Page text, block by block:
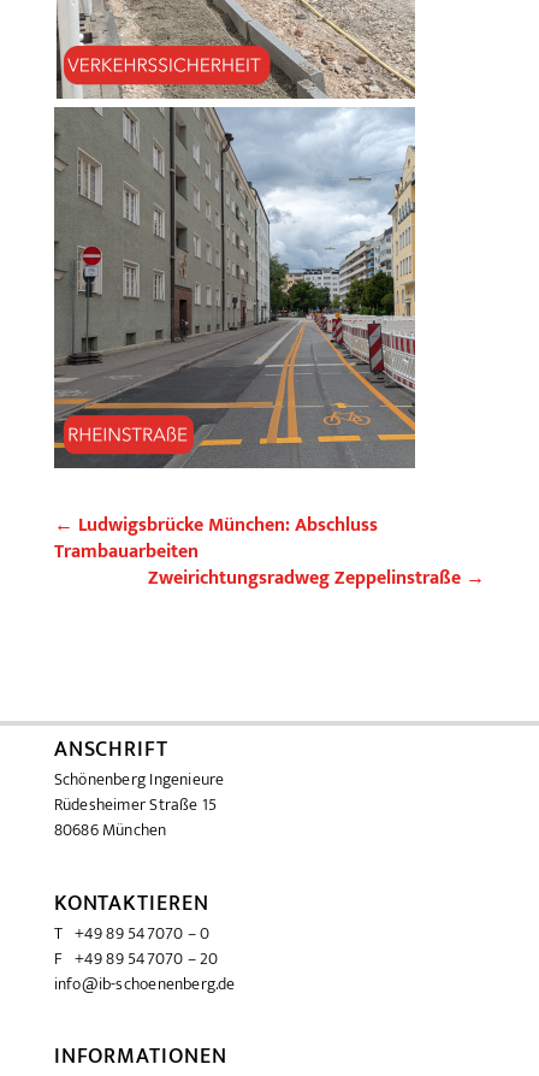
← Ludwigsbrücke München: Abschluss
Trambauarbeiten
Zweirichtungsradweg Zeppelinstraße →
ANSCHRIFT
Schönenberg Ingenieure
Rüdesheimer Straße 15
80686 München
KONTAKTIEREN
T +49 89 547070 – 0
F +49 89 547070 – 20
info@ib-schoenenberg.de
INFORMATIONEN